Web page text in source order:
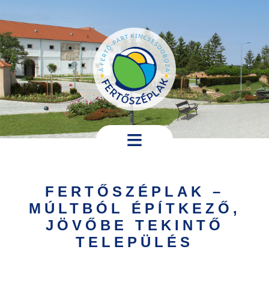
Települési
információk
Turistáknak
FERTŐSZÉPLAK –
MÚLTBÓL ÉPÍTKEZŐ,
JÖVŐBE TEKINTŐ
TELEPÜLÉS